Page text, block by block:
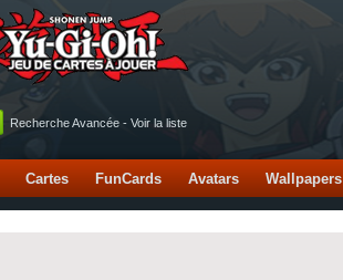
Recherche Avancée - Voir la liste
Cartes FunCards Avatars Wallpapers